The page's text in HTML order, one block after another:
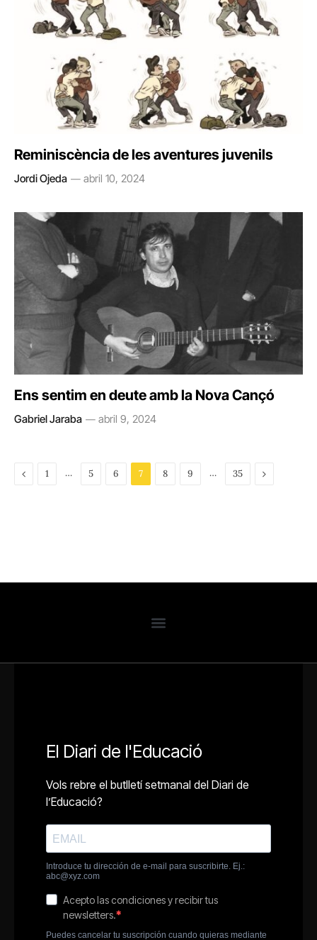
Reminiscència de les aventures juvenils
Jordi Ojeda abril 10, 2024
Ens sentim en deute amb la Nova Cançó
Gabriel Jaraba abril 9, 2024
Previous
1 … 5 6 7 8 9 … 35 Next